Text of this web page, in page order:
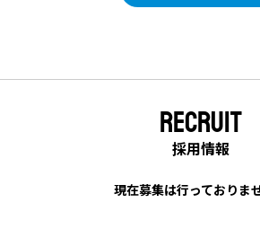
RECRUIT
採用情報
現在募集は行っておりま